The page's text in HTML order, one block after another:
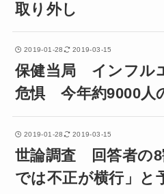
取り外し
2019-01-28 2019-03-15
保健当局 インフル
危惧 今年約9000人
2019-01-28 2019-03-15
世論調査 回答者の8
では不正が横行」